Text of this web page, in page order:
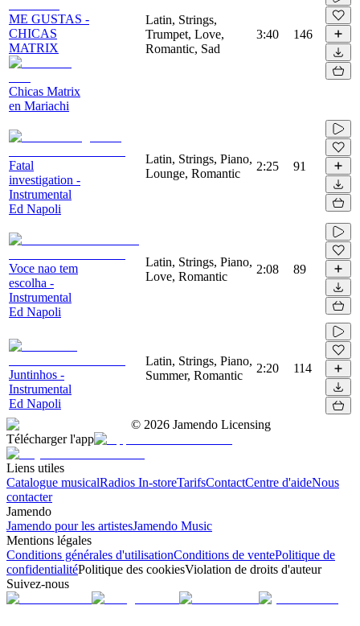
ME GUSTAS -
CHICAS
MATRIX
Chicas Matrix
en Mariachi
Latin, Strings,
Trumpet, Love,
Romantic, Sad
3:40 146
Fatal
investigation -
Instrumental
Ed Napoli
Latin, Strings, Piano,
Lounge, Romantic
2:25 91
Voce nao tem
escolha -
Instrumental
Ed Napoli
Latin, Strings, Piano,
Love, Romantic
2:08 89
Juntinhos -
Instrumental
Ed Napoli
Latin, Strings, Piano,
Summer, Romantic
2:20 114
© 2026 Jamendo Licensing
Télécharger l'app
Liens utiles
Catalogue musicalRadios In-storeTarifsContactCentre d'aideNous
contacter
Jamendo
Jamendo pour les artistesJamendo Music
Mentions légales
Conditions générales d'utilisationConditions de ventePolitique de
confidentialitéPolitique des cookiesViolation de droits d'auteur
Suivez-nous